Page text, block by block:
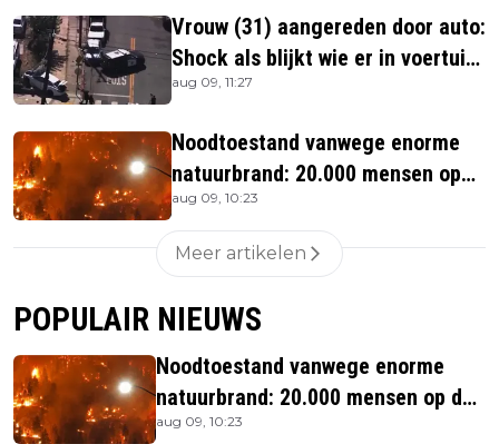
Vrouw (31) aangereden door auto:
Shock als blijkt wie er in voertuig
zitten
aug 09, 11:27
Noodtoestand vanwege enorme
natuurbrand: 20.000 mensen op
de vlucht
aug 09, 10:23
Meer artikelen
POPULAIR NIEUWS
Noodtoestand vanwege enorme
natuurbrand: 20.000 mensen op de
vlucht
aug 09, 10:23